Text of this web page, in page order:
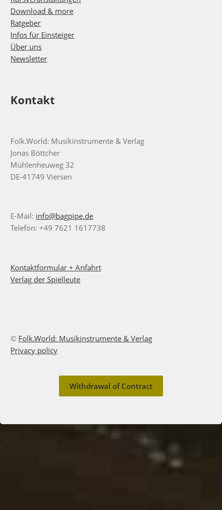
Download & more
Ratgeber
Infos für Einsteiger
Über uns
Newsletter
Kontakt
Folk.World: Musikinstrumente & Verlag
Jonas Böttcher
Mühlenheuweg 32
DE-41749 Viersen
E-Mail: info@bagpipe.de
Telefon: +49 7621 1617738
Kontaktformular + Anfahrt
Verlag der Spielleute
© Folk.World: Musikinstrumente & Verlag
Privacy policy
Withdrawal of Contract